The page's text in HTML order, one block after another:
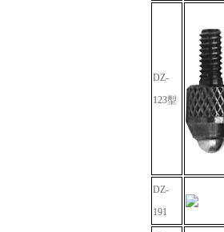
DZ-
123型
DZ-
191